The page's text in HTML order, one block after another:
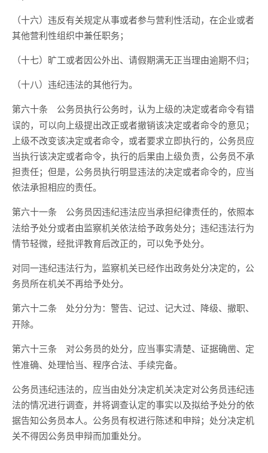
（十六）违反有关规定从事或者参与营利性活动，在企业或者
其他营利性组织中兼任职务；
（十七）旷工或者因公外出、请假期满无正当理由逾期不归；
（十八）违纪违法的其他行为。
第六十条
公务员执行公务时，认为上级的决定或者命令有错
误的，可以向上级提出改正或者撤销该决定或者命令的意见；
上级不改变该决定或者命令，或者要求立即执行的，公务员应
当执行该决定或者命令，执行的后果由上级负责，公务员不承
担责任；但是，公务员执行明显违法的决定或者命令的，应当
依法承担相应的责任。
第六十一条
公务员因违纪违法应当承担纪律责任的，依照本
法给予处分或者由监察机关依法给予政务处分；违纪违法行为
情节轻微，经批评教育后改正的，可以免予处分。
对同一违纪违法行为，监察机关已经作出政务处分决定的，公
务员所在机关不再给予处分。
第六十二条
处分分为：警告、记过、记大过、降级、撤职、
开除。
第六十三条
对公务员的处分，应当事实清楚、证据确凿、定
性准确、处理恰当、程序合法、手续完备。
公务员违纪违法的，应当由处分决定机关决定对公务员违纪违
法的情况进行调查，并将调查认定的事实以及拟给予处分的依
据告知公务员本人。公务员有权进行陈述和申辩；处分决定机
关不得因公务员申辩而加重处分。